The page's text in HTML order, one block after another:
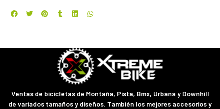
Ventas de bicicletas de Montaña, Pista, Bmx, Urbana y Downhill
de variados tamaños y diseños. También los mejores accesorios y